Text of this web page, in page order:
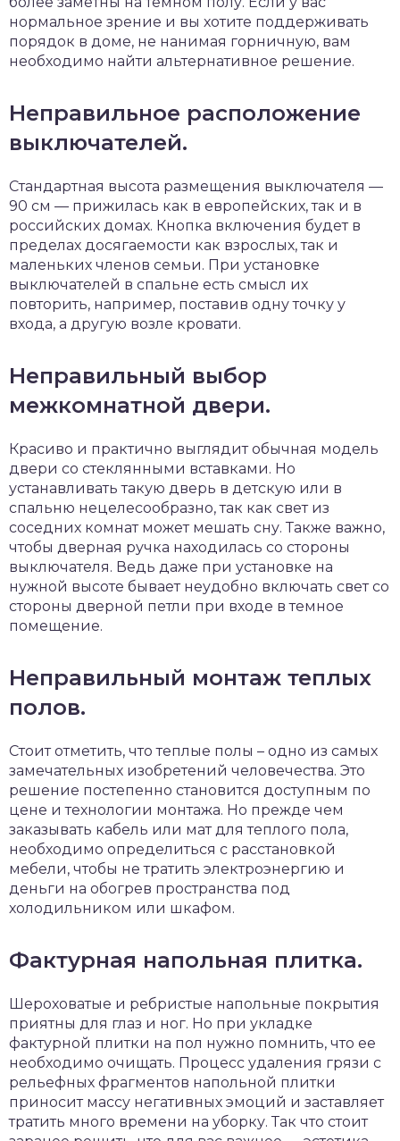
нормальное зрение и вы хотите поддерживать
порядок в доме, не нанимая горничную, вам
необходимо найти альтернативное решение.
Неправильное расположение
выключателей.
Стандартная высота размещения выключателя —
90 см — прижилась как в европейских, так и в
российских домах. Кнопка включения будет в
пределах досягаемости как взрослых, так и
маленьких членов семьи. При установке
выключателей в спальне есть смысл их
повторить, например, поставив одну точку у
входа, а другую возле кровати.
Неправильный выбор
межкомнатной двери.
Красиво и практично выглядит обычная модель
двери со стеклянными вставками. Но
устанавливать такую ​​дверь в детскую или в
спальню нецелесообразно, так как свет из
соседних комнат может мешать сну. Также важно,
чтобы дверная ручка находилась со стороны
выключателя. Ведь даже при установке на
нужной высоте бывает неудобно включать свет со
стороны дверной петли при входе в темное
помещение.
Неправильный монтаж теплых
полов.
Стоит отметить, что теплые полы – одно из самых
замечательных изобретений человечества. Это
решение постепенно становится доступным по
цене и технологии монтажа. Но прежде чем
заказывать кабель или мат для теплого пола,
необходимо определиться с расстановкой
мебели, чтобы не тратить электроэнергию и
деньги на обогрев пространства под
холодильником или шкафом.
Фактурная напольная плитка.
Шероховатые и ребристые напольные покрытия
приятны для глаз и ног. Но при укладке
фактурной плитки на пол нужно помнить, что ее
необходимо очищать. Процесс удаления грязи с
рельефных фрагментов напольной плитки
приносит массу негативных эмоций и заставляет
тратить много времени на уборку. Так что стоит